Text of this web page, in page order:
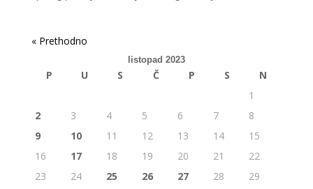
« Older Entries
listopad 2023
P U S Č P S
N
1
2
3 4 5 6 7
8
9
10 11 12 13 14
15
16
17 18 19 20 21
22
23
24 25 26 27 28
29